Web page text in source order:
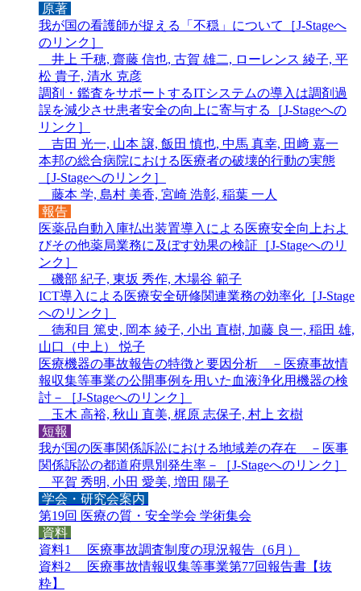
原著
我が国の看護師が捉える「不穏」について［J-Stageへ
のリンク ］
井上 千穂, 齋藤 信也, 古賀 雄二, ローレンス 綾子, 平
松 貴子, 清水 克彦
調剤・鑑査をサポートするITシステムの導入は調剤過
誤を減少させ患者安全の向上に寄与する［J-Stageへの
リンク ］
吉田 光一, 山本 譲, 飯田 慎也, 中馬 真幸, 田﨑 嘉一
本邦の総合病院における医療者の破壊的行動の実態
［J-Stageへのリンク ］
藤本 学, 島村 美香, 宮崎 浩彰, 稲葉 一人
報告
医薬品自動入庫払出装置導入による医療安全向上およ
びその他薬局業務に及ぼす効果の検証［J-Stageへのリ
ンク ］
磯部 紀子, 東坂 秀作, 木場谷 範子
ICT導入による医療安全研修関連業務の効率化［J-Stage
へのリンク ］
德和目 篤史, 岡本 綾子, 小出 直樹, 加藤 良一, 稲田 雄,
山口（中上） 悦子
医療機器の事故報告の特徴と要因分析 －医療事故情
報収集等事業の公開事例を用いた血液浄化用機器の検
討－［J-Stageへのリンク ］
玉木 高裕, 秋山 直美, 梶原 志保子, 村上 玄樹
短報
我が国の医事関係訴訟における地域差の存在 －医事
関係訴訟の都道府県別発生率－［J-Stageへのリンク ］
平賀 秀明, 小田 愛美, 増田 陽子
学会・研究会案内
第19回 医療の質・安全学会 学術集会
資料
資料1 医療事故調査制度の現況報告（6月）
資料2 医療事故情報収集等事業第77回報告書【抜
粋】